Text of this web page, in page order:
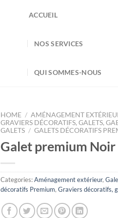
ACCUEIL
NOS SERVICES
QUI SOMMES-NOUS
HOME / AMÉNAGEMENT
GRAVIERS DÉCORATIFS, GALETS,
GALETS / GALETS DÉCORATIFS
Galet premium Noir
Categories:Aménagement extérieur,
décoratifs Premium, Graviers décoratifs,